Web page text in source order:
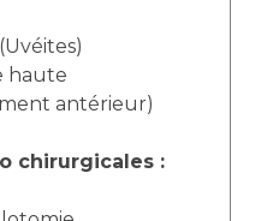
haute
antérieur)
chirurgicales :